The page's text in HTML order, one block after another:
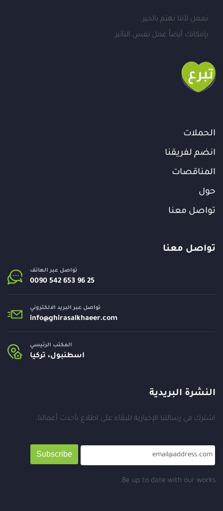
نعمل لأننا نهتم بالخير.
بإمكانك أيضاً عمل نفس التأثير.
الحملات
انضم لفريقنا
المناقصات
حول
تواصل معنا
تواصل معنا
تواصل عبر الهاتف
تواصل عبر البريد الالكتروني
info@ghirasalkhaeer.com
المكتب الرئيسي
اسطنبول، تركيا
النشرة البريدية
اشترك في رسالتنا الإخبارية للبقاء على اطلاع بأحدث أعمالنا.
Subscribe
Be up to date with our works.